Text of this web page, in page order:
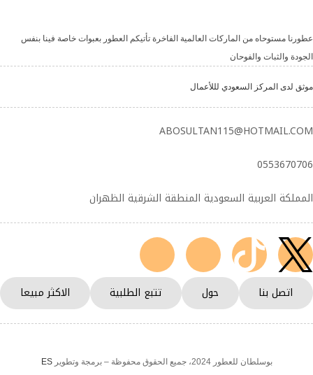
عطورنا مستوحاه من الماركات العالمية الفاخرة تأتيكم العطور بعبوات خاصة فينا بنفس
الجودة والثبات والفوحان
موثق لدى المركز السعودي لللأعمال
ABOSULTAN115@HOTMAIL.COM
0553670706
المملكة العربية السعودية المنطقة الشرقية الظهران
اتصل بنا حول تتبع الطلبية الاكثر مبيعا
بوسلطان للعطور 2024، جميع الحقوق محفوظة – برمجة وتطوير ES